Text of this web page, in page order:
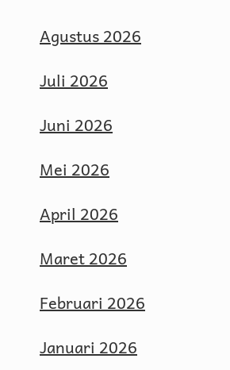
Agustus 2026
Juli 2026
Juni 2026
Mei 2026
April 2026
Maret 2026
Februari 2026
Januari 2026